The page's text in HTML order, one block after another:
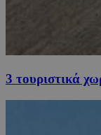
3 τουριστικά